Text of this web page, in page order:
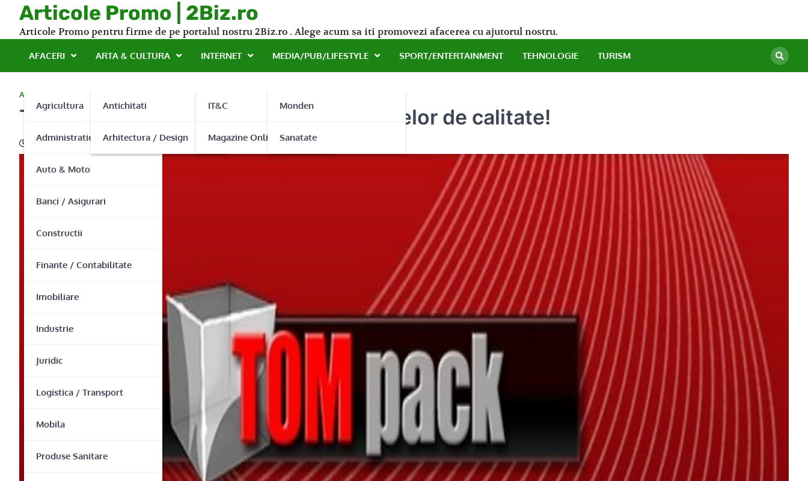
content
Articole Promo | 2Biz.ro
Articole Promo pentru firme de pe portalul nostru 2Biz.ro . Alege acum sa iti promovezi afacerea cu ajutorul nostru.
AFACERI
Agricultura
Administratie Publica
Auto & Moto
Banci / Asigurari
Constructii
Finante / Contabilitate
Imobiliare
Industrie
Juridic
Logistica / Transport
Mobila
Produse Sanitare
ARTA & CULTURA
Antichitati
Arhitectura / Design
INTERNET
IT&C
Magazine Online
MEDIA/PUB/LIFESTYLE
Monden
Sanatate
SPORT/ENTERTAINMENT TEHNOLOGIE TURISM
ACTIVITATI PROFESIONALE
Tompack Craiova – specialistul ambalajelor de calitate!
10/04/2013